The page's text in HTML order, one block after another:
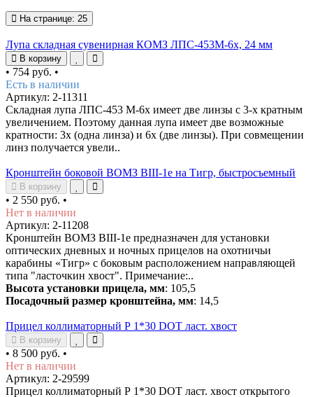
На странице: 25
Лупа складная сувенирная КОМЗ ЛПС-453М-6x, 24 мм
В корзину
• 754 руб. •
Есть в наличии
Артикул: 2-11311
Складная лупа ЛПС-453 М-6х имеет две линзы с 3-х кратным
увеличением. Поэтому данная лупа имеет две возможные
кратности: 3х (одна линза) и 6х (две линзы). При совмещении
линз получается увели..
Кронштейн боковой ВОМЗ ВIII-1е на Тигр, быстросъемный
В корзину
• 2 550 руб. •
Нет в наличии
Артикул: 2-11208
Кронштейн ВОМЗ ВIII-1е предназначен для установки
оптических дневных и ночных прицелов на охотничьи
карабины «Тигр» с боковым расположением направляющей
типа "ласточкин хвост". Примечание:..
Высота установки прицела, мм: 105,5
Посадочный размер кронштейна, мм: 14,5
Прицел коллиматорный Р 1*30 DOT ласт. хвост
В корзину
• 8 500 руб. •
Нет в наличии
Артикул: 2-29599
Прицел коллиматорный Р 1*30 DOT ласт. хвост открытого